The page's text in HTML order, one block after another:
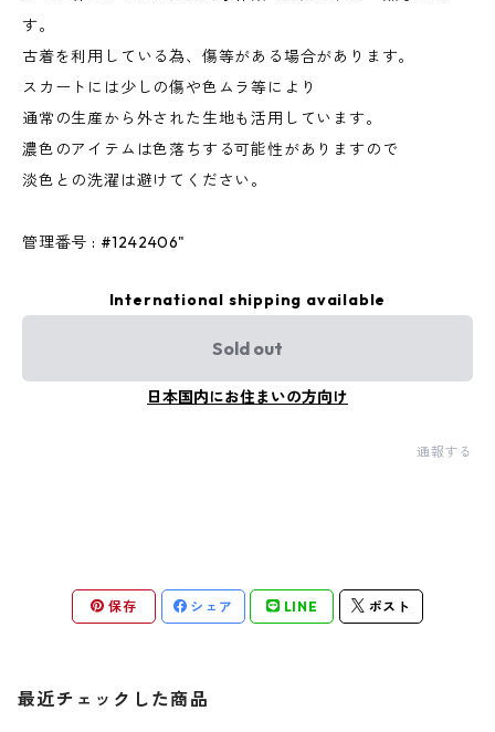
す。
古着を利用している為、傷等がある場合があります。
スカートには少しの傷や色ムラ等により
通常の生産から外された生地も活用しています。
濃色のアイテムは色落ちする可能性がありますので
淡色との洗濯は避けてください。
管理番号 : #1242406"
International shipping available
Sold out
日本国内にお住まいの方向け
通報する
保存 シェア LINE ポスト
最近チェックした商品